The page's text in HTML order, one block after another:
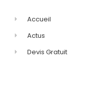
Accueil
Actus
Devis Gratuit